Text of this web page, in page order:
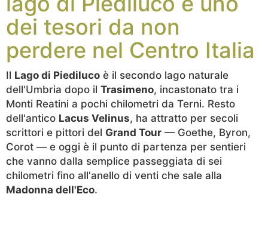
dei tesori da non
perdere nel Centro Italia
Il Lago di Piediluco è il secondo lago naturale
dell'Umbria dopo il Trasimeno, incastonato tra i
Monti Reatini a pochi chilometri da Terni. Resto
dell'antico Lacus Velinus, ha attratto per secoli
scrittori e pittori del Grand Tour — Goethe, Byron,
Corot — e oggi è il punto di partenza per sentieri
che vanno dalla semplice passeggiata di sei
chilometri fino all'anello di venti che sale alla
Madonna dell'Eco.